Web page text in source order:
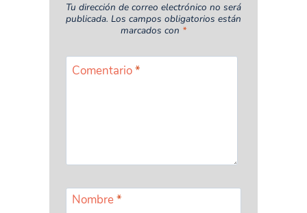
Tu dirección de correo electrónico no será
publicada. Los campos obligatorios están
marcados con *
Comentario*
Nombre*